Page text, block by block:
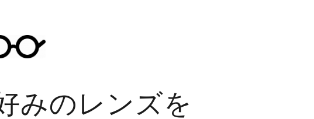
みのレンズを